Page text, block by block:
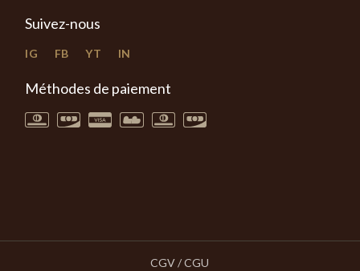
Suivez-nous
IG FB YT IN
Méthodes de paiement
CGV / CGU